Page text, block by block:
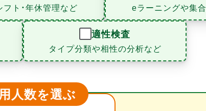
ト・年休管理など eラーニングや集
適性検査
タイプ分類や相性の分析など
人数を選ぶ